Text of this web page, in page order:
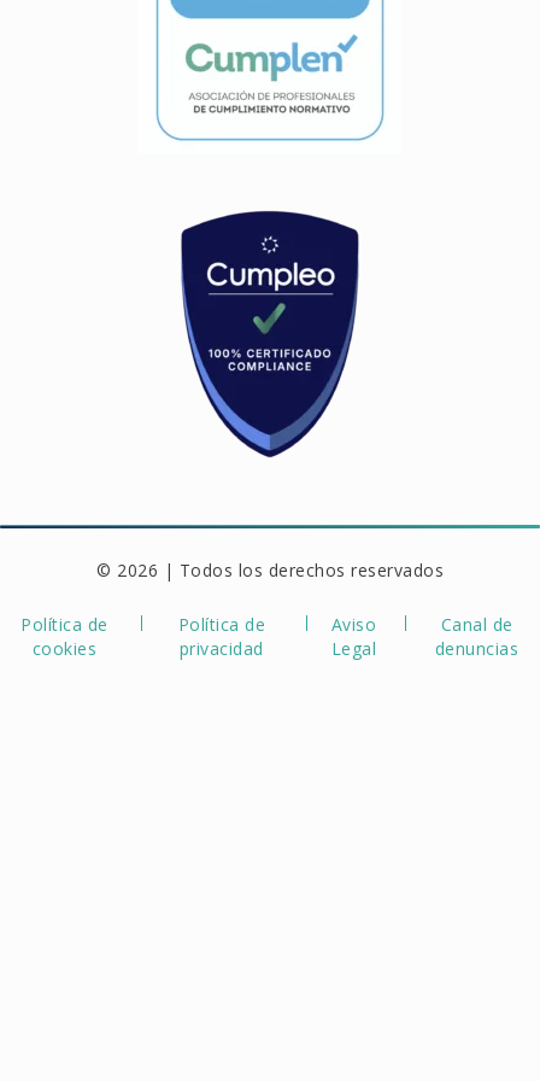
© 2026 | Todos los derechos reservados
Política de
cookies
Política de
privacidad
Aviso
Legal
Canal de
denuncias